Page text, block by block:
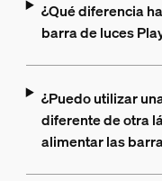
¿Qué diferencia
barra de luces
¿Puedo utilizar
diferente de otra
alimentar las